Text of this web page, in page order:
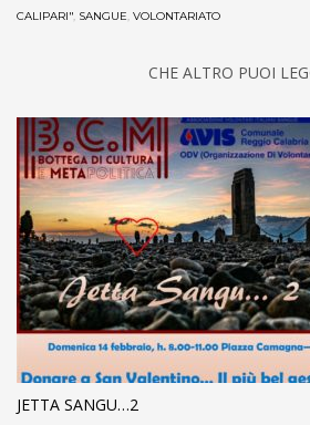
CALIPARI", SANGUE, VOLONTARIATO
CHE ALTRO PUOI
JETTA SANGU…2